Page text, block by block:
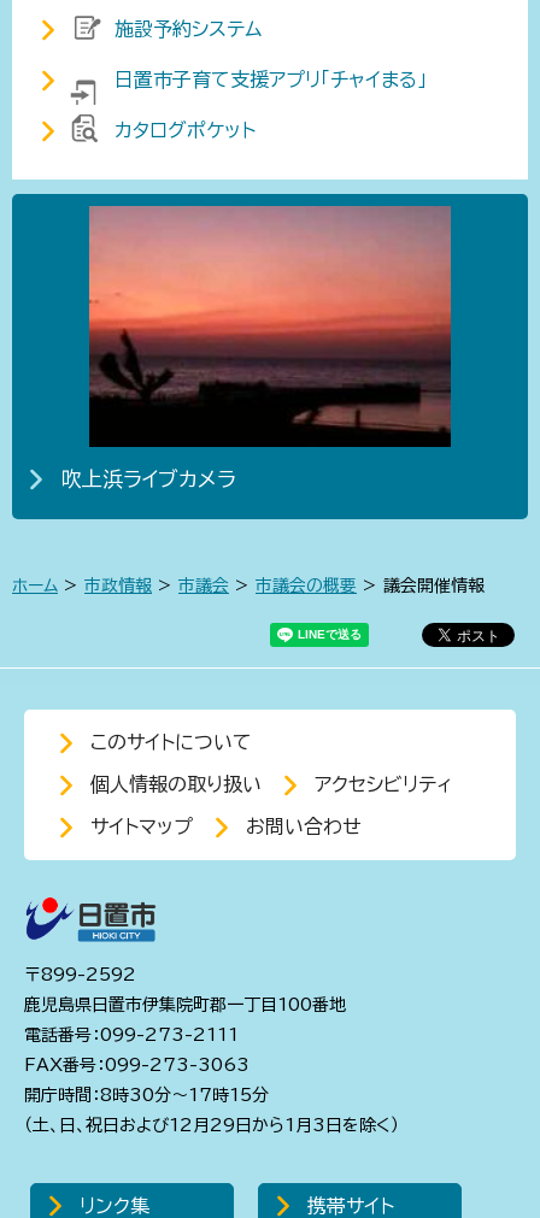
施設予約システム
日置市子育て支援アプリ「チャイまる」
カタログポケット
吹上浜ライブカメラ
ホーム > 市政情報 > 市議会 > 市議会の概要 > 議会開催情報
このサイトについて
個人情報の取り扱い アクセシビリティ
サイトマップ お問い合わせ
〒899-2592
鹿児島県日置市伊集院町郡一丁目100番地
電話番号：099-273-2111
FAX番号：099-273-3063
開庁時間：8時30分～17時15分
（土、日、祝日および12月29日から1月3日を除く）
リンク集 携帯サイト